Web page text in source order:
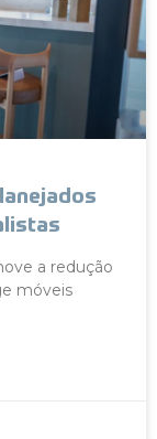
a redução
móveis